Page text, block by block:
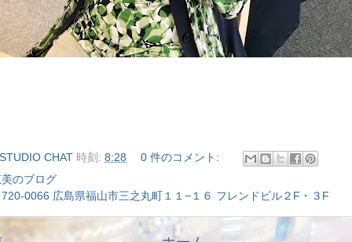
CHAT 時刻: 8:28
0 件のコメント:
のブログ
0066 広島県福山市三之丸町１１−１６ フレンドビル２F・３F